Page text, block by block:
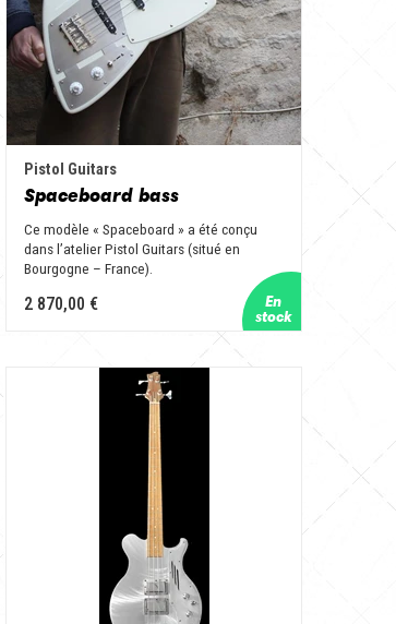
Pistol Guitars
Spaceboard bass
Ce modèle « Spaceboard » a été conçu
dans l’atelier Pistol Guitars (situé en
Bourgogne – France).
2 870,00 €